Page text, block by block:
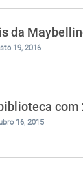
da
19, 2016
16, 2015